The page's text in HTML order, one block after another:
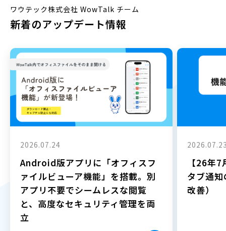
ワウテック株式会社 WowTalk チーム
新着のアップデート情報
2026.07.24
Android版アプリに「オフィスフ
ァイルビューア機能」を搭載。別
アプリ不要でシームレスな閲覧
と、高度なセキュリティ管理を両
立
【26年
タブ通
改善）